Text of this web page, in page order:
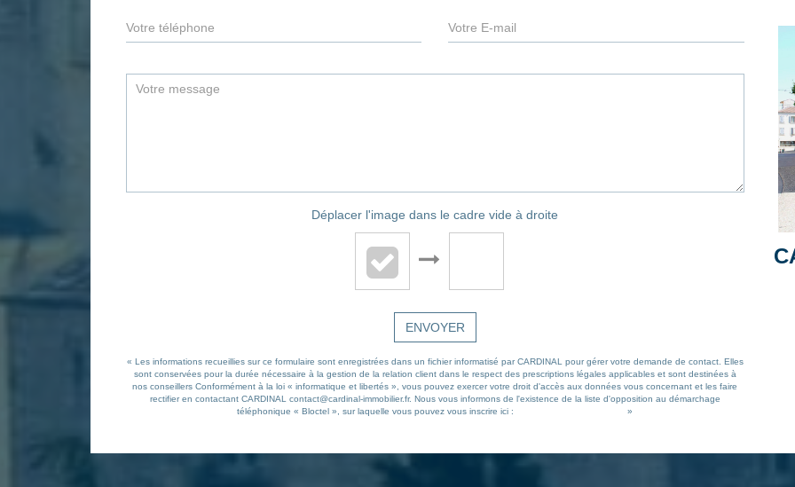
Déplacer l'image dans le cadre vide à droite
ENVOYER
« Les informations recueillies sur ce formulaire sont enregistrées dans un fichier informatisé par CARDINAL pour gérer votre demande de contact. Elles
sont conservées pour la durée nécessaire à la gestion de la relation client dans le respect des prescriptions légales applicables et sont destinées à
nos conseillers Conformément à la loi « informatique et libertés », vous pouvez exercer votre droit d'accès aux données vous concernant et les faire
rectifier en contactant CARDINAL contact@cardinal-immobilier.fr. Nous vous informons de l'existence de la liste d'opposition au démarchage
téléphonique « Bloctel », sur laquelle vous pouvez vous inscrire ici :
»